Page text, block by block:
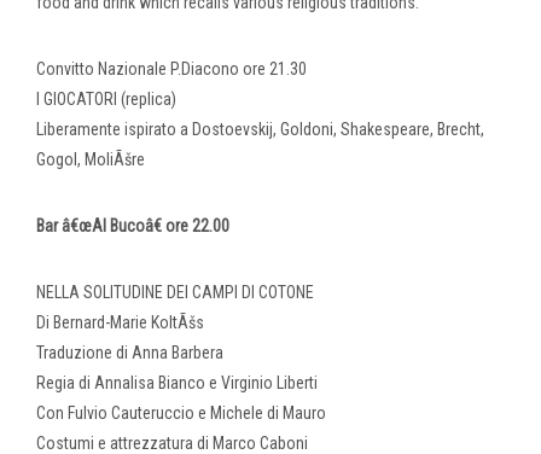
Convitto Nazionale P.Diacono ore 21.30
I GIOCATORI (replica)
Liberamente ispirato a Dostoevskij, Goldoni, Shakespeare, Brecht,
Gogol, MoliÃšre
Bar â€œAl Bucoâ€ ore 22.00
NELLA SOLITUDINE DEI CAMPI DI COTONE
Di Bernard-Marie KoltÃšs
Traduzione di Anna Barbera
Regia di Annalisa Bianco e Virginio Liberti
Con Fulvio Cauteruccio e Michele di Mauro
Costumi e attrezzatura di Marco Caboni